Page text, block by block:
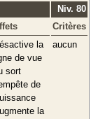
Niv. 80
Critères
la
de vue
sort
de
la
aucun